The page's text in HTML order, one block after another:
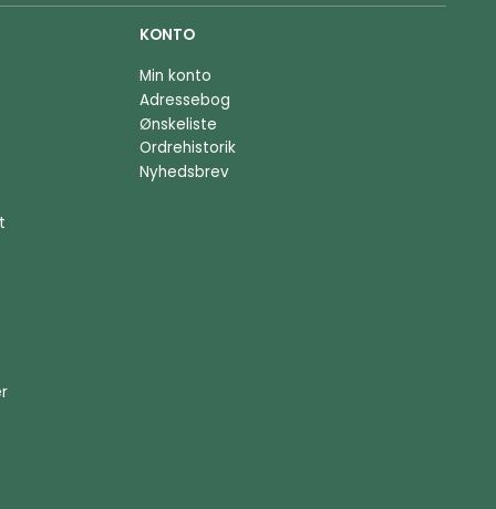
KONTO
Min konto
Adressebog
Ønskeliste
Ordrehistorik
Nyhedsbrev